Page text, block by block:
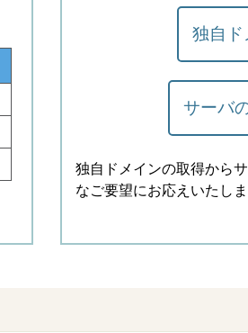
独自ド
サーバ
独自ドメインの取得から
なご要望にお応えいたしま